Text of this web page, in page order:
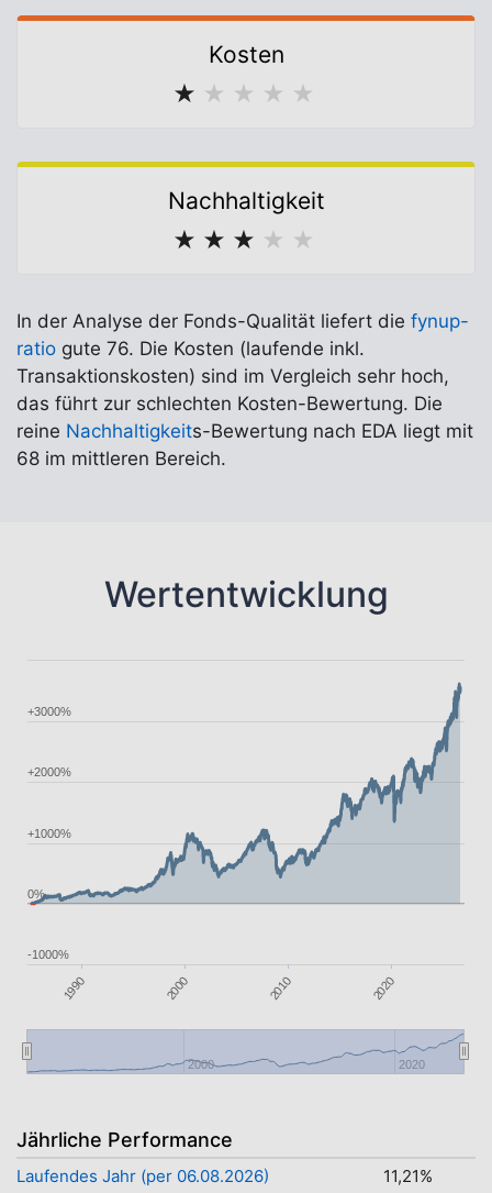
Kosten
★ ★ ★ ★ ★
Nachhaltigkeit
★ ★ ★ ★ ★
In der Analyse der Fonds-Qualität liefert die fynup-
ratio gute 76. Die Kosten (laufende inkl.
Transaktionskosten) sind im Vergleich sehr hoch,
das führt zur schlechten Kosten-Bewertung. Die
reine Nachhaltigkeits-Bewertung nach EDA liegt mit
68 im mittleren Bereich.
Wertentwicklung
1990 2000 2010 2020
2000 2020
-1000%
0%
+1000%
+2000%
+3000%
Jährliche Performance
Laufendes Jahr (per 06.08.2026)
11,21%